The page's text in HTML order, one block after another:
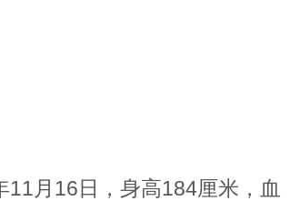
月16日，身高184厘米，血